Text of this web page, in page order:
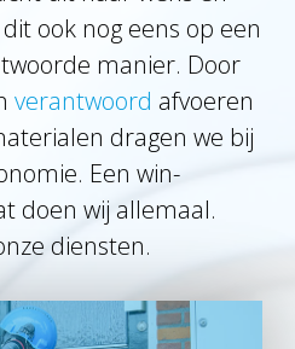
ook nog eens op een
manier. Door
verantwoord afvoeren
dragen we bij
Een win-
doen wij allemaal.
diensten.